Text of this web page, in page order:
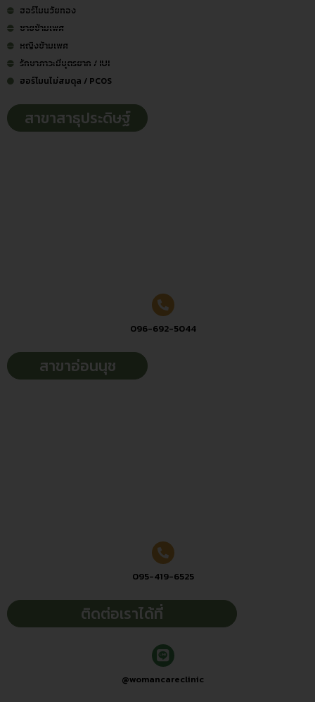
ฮอร์โมนวัยทอง
ชายข้ามเพศ
หญิงข้ามเพศ
รักษาภาวะมีบุตรยาก / IUI
ฮอร์โมนไม่สมดุล / PCOS
สาขาสาธุประดิษฐ์
096-692-5044
สาขาอ่อนนุช
095-419-6525
ติดต่อเราได้ที่
@womancareclinic